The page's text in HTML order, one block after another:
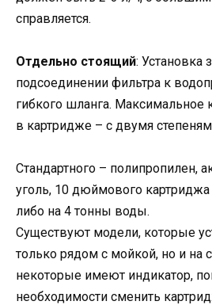
справляется.
Отдельно стоящий: Установка
подсоединении фильтра к
гибкого шланга. Максимальное
в картридже – с двумя
Стандартного – полипропилен,
уголь, 10 дюймового картриджа
либо на 4 тонны воды.
Существуют модели, которые
только рядом с мойкой, но и на
некоторые имеют индикатор,
необходимости сменить